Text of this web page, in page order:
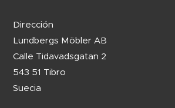
Dirección
Lundbergs Möbler AB
Calle Tidavadsgatan 2
543 51 Tibro
Suecia